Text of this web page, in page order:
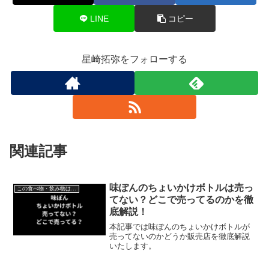
LINE コピー
星崎拓弥をフォローする
関連記事
この食べ物・飲み物はどこで売ってる？
味ぽんのちょいかけボトルは売っ
てない？どこで売ってるのかを徹
底解説！
本記事では味ぽんのちょいかけボトルが
売ってないのかどうか販売店を徹底解説
いたします。